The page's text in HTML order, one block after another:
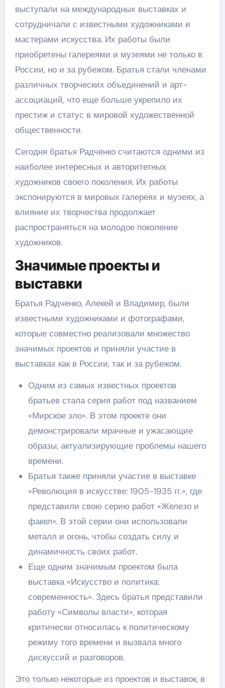
выступали на международных выставках и
сотрудничали с известными художниками и
мастерами искусства. Их работы были
приобретены галереями и музеями не только в
России, но и за рубежом. Братья стали членами
различных творческих объединений и арт-
ассоциаций, что еще больше укрепило их
престиж и статус в мировой художественной
общественности.
Сегодня братья Радченко считаются одними из
наиболее интересных и авторитетных
художников своего поколения. Их работы
экспонируются в мировых галереях и музеях, а
влияние их творчества продолжает
распространяться на молодое поколение
художников.
Значимые проекты и
выставки
Братья Радченко, Алекей и Владимир, были
известными художниками и фотографами,
которые совместно реализовали множество
значимых проектов и приняли участие в
выставках как в России, так и за рубежом.
Одним из самых известных проектов
братьев стала серия работ под названием
«Мирское зло». В этом проекте они
демонстрировали мрачные и ужасающие
образы, актуализирующие проблемы нашего
времени.
Братья также приняли участие в выставке
«Революция в искусстве: 1905-1935 гг.», где
представили свою серию работ «Железо и
факел». В этой серии они использовали
металл и огонь, чтобы создать силу и
динамичность своих работ.
Еще одним значимым проектом была
выставка «Искусство и политика:
современность». Здесь братья представили
работу «Символы власти», которая
критически относилась к политическому
режиму того времени и вызвала много
дискуссий и разговоров.
Это только некоторые из проектов и выставок, в